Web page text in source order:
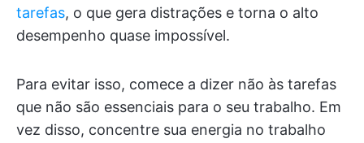
tarefas, o que gera distrações e torna o alto
desempenho quase impossível.
Para evitar isso, comece a dizer não às tarefas
que não são essenciais para o seu trabalho. Em
vez disso, concentre sua energia no trabalho